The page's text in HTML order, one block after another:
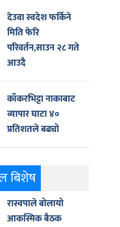
देउवा स्वदेश फर्किने
मिति फेरि
परिवर्तन,साउन २८ गते
आउदै
काँकरभिट्टा नाकाबाट
व्यापार घाटा ४०
प्रतिशतले बढ्यो
बिशेष
रास्वपाले बोलायो
आकस्मिक बैठक